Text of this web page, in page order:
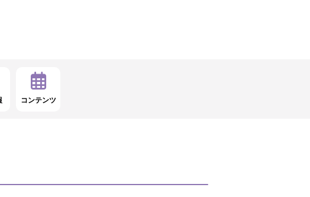
コンテンツ